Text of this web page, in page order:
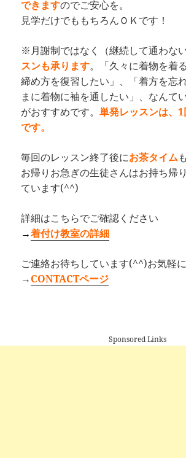
できますのでご安心を。
見学だけでももちろんＯＫです！
※月謝制ではなく（継続して通わな
スンも承ります。「久々に着物を着
締め方を復習したい」、「着方を忘
まに着物に袖を通したい」、なんて
がおすすめです。単発レッスンは、
です。
毎回のレッスン終了後にお茶タイム
お帰りお急ぎの生徒さんはお持ち帰
ています(^^)
詳細はこちらでご確認ください
→着付け教室の詳細
ご連絡お待ちしています(^^)お気軽に
→CONTACTページ
Sponsored Links